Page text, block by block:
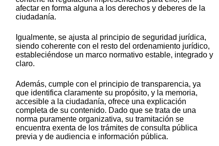
afectar en forma alguna a los derechos y deberes de la
ciudadanía.
Igualmente, se ajusta al principio de seguridad jurídica,
siendo coherente con el resto del ordenamiento jurídico,
estableciéndose un marco normativo estable, integrado y
claro.
Además, cumple con el principio de transparencia, ya
que identifica claramente su propósito, y la memoria,
accesible a la ciudadanía, ofrece una explicación
completa de su contenido. Dado que se trata de una
norma puramente organizativa, su tramitación se
encuentra exenta de los trámites de consulta pública
previa y de audiencia e información pública.